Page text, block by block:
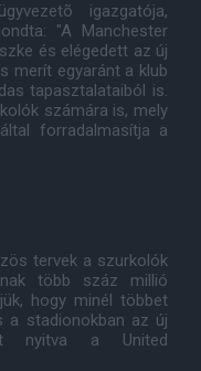
igazgatója,
"A Manchester
és elégedett az új
merít egyaránt a klub
tapasztalataiból is.
számára is, mely
forradalmasítja a
tervek a szurkolók
több száz millió
hogy minél többet
a stadionokban az új
nyitva a United